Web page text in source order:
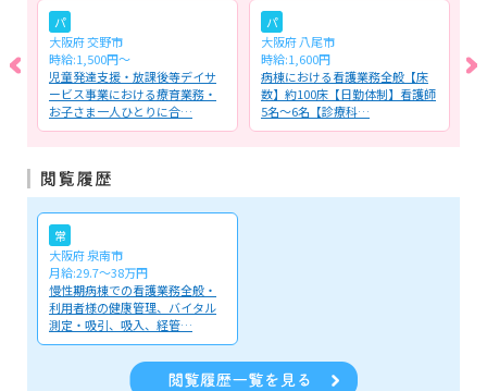
パ
大阪府 交野市
時給:1,500円～
児童発達支援・放課後等デイサ
ービス事業における療育業務・
お子さま一人ひとりに合…
パ
大阪府 八尾市
時給:1,600円
病棟における看護業務全般【床
数】約100床【日勤体制】看護師
5名～6名【診療科…
常
大阪府 泉南市
月給:29.7～38万円
慢性期病棟での看護業務全般・
利用者様の健康管理、バイタル
測定・吸引、吸入、経管…